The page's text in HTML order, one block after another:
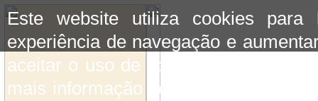
Este website utiliza cookies para
experiência de navegação e
aceitar o uso de cookies basta
mais informação consulte a